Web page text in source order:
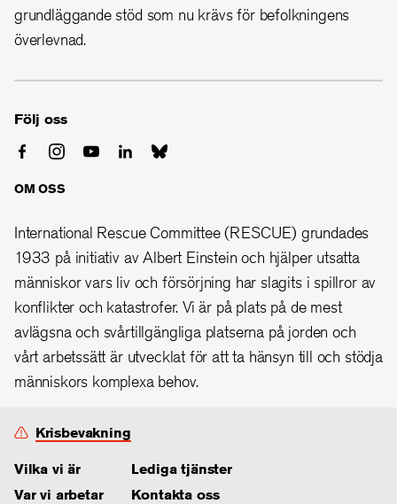
grundläggande stöd som nu krävs för befolkningens
överlevnad.
Följ oss
OM OSS
International Rescue Committee (RESCUE) grundades
1933 på initiativ av Albert Einstein och hjälper utsatta
människor vars liv och försörjning har slagits i spillror av
konflikter och katastrofer. Vi är på plats på de mest
avlägsna och svårtillgängliga platserna på jorden och
vårt arbetssätt är utvecklat för att ta hänsyn till och stödja
människors komplexa behov.
Krisbevakning
Vilka vi är
Var vi arbetar
Lediga tjänster
Kontakta oss